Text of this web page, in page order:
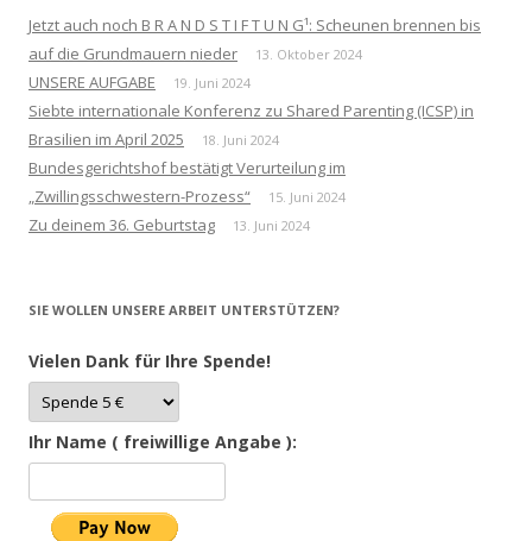
Jetzt auch noch B R A N D S T I F T U N G¹: Scheunen brennen bis
auf die Grundmauern nieder
13. Oktober 2024
UNSERE AUFGABE 19. Juni 2024
Siebte internationale Konferenz zu Shared Parenting (ICSP) in
Brasilien im April 2025
18. Juni 2024
Bundesgerichtshof bestätigt Verurteilung im
„Zwillingsschwestern-Prozess“
15. Juni 2024
Zu deinem 36. Geburtstag 13. Juni 2024
SIE WOLLEN UNSERE ARBEIT UNTERSTÜTZEN?
Vielen Dank für Ihre Spende!
Ihr Name ( freiwillige Angabe ):